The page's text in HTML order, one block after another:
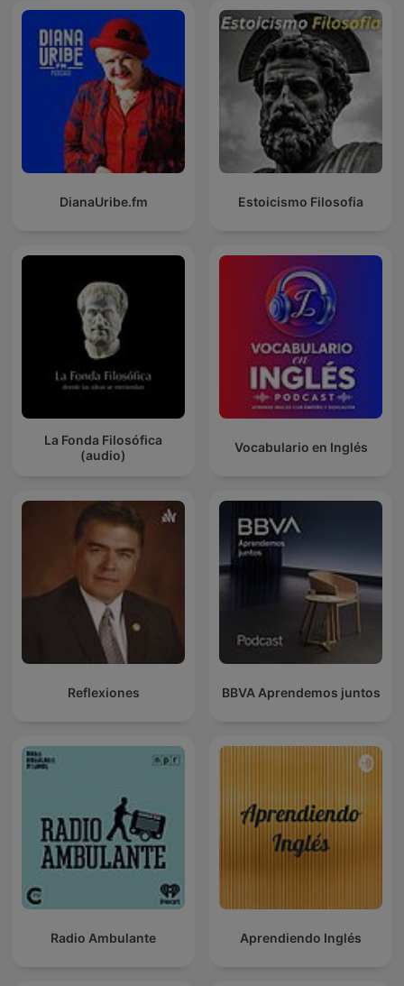
DianaUribe.fm Estoicismo Filosofia
La Fonda Filosófica
(audio)
Vocabulario en Inglés
Reflexiones BBVA Aprendemos juntos
Radio Ambulante Aprendiendo Inglés